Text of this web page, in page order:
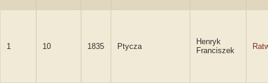
1 10 1835 Ptycza
Henryk
Franciszek